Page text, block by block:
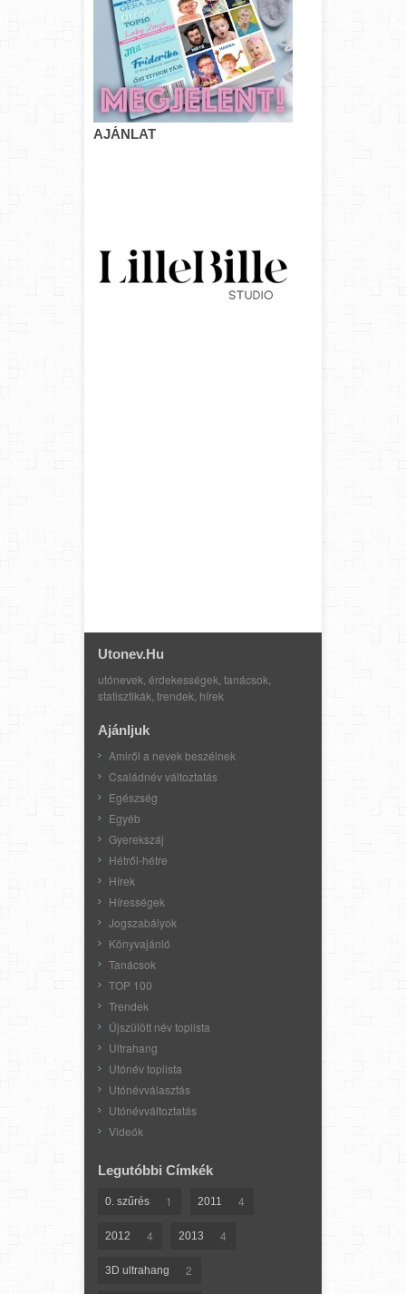
AJÁNLAT
Utonev.hu
utónevek, érdekességek, tanácsok,
statisztikák, trendek, hírek
Ajánljuk
Amiről a nevek beszélnek
Családnév változtatás
Egészség
Egyéb
Gyerekszáj
Hétről-hétre
Hírek
Hírességek
Jogszabályok
Könyvajánló
Tanácsok
TOP 100
Trendek
Újszülött név toplista
Ultrahang
Utónév toplista
Utónévválasztás
Utónévváltoztatás
Videók
Legutóbbi Címkék
0. szűrés 1 2011 4
2012 4 2013 4
3D ultrahang 2